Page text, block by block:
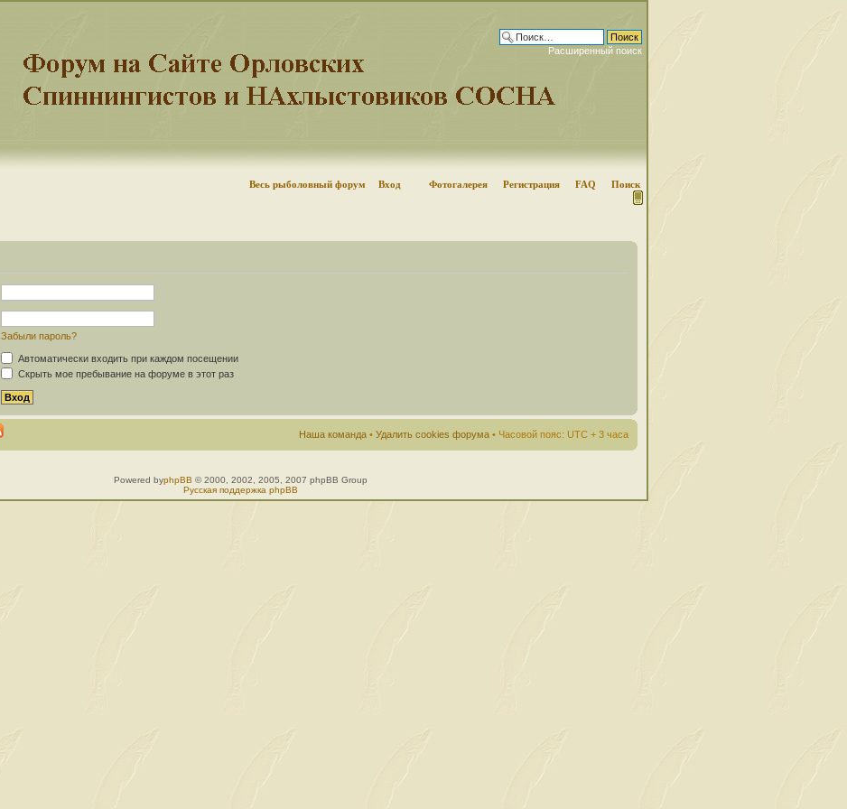
Расширенный поиск
Весь рыболовный форум Вход Фотогалерея Регистрация FAQ Поиск
Забыли пароль?
Автоматически входить при каждом посещении
Скрыть мое пребывание на форуме в этот раз
Наша команда • Удалить cookies форума • Часовой пояс: UTC + 3 часа
Powered byphpBB © 2000, 2002, 2005, 2007 phpBB Group
Русская поддержка phpBB